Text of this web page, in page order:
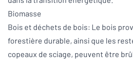
Biomasse
Bois et déchets de bois: Le bois
forestière durable, ainsi que les
copeaux de sciage, peuvent être